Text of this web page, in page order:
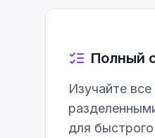
Полный
Изучайте
для